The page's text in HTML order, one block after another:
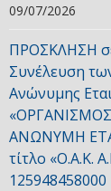
09/07/2026
ΠΡΟΣΚΛΗΣΗ
Συνέλευση
Ανώνυμης
ΑΝΩΝΥΜΗ
τίτλο «Ο.Α.Κ.
125948458000